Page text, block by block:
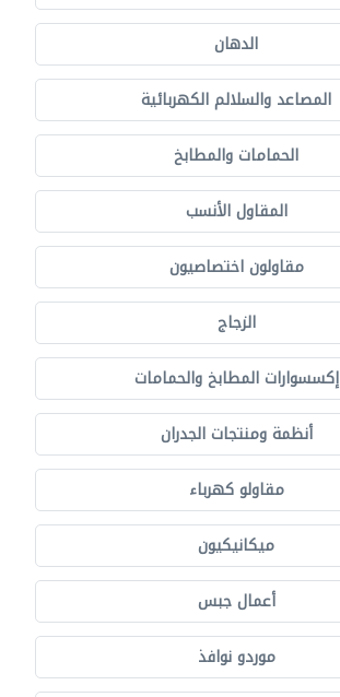
الدهان
المصاعد والسلالم الكهربائية
الحمامات والمطابخ
المقاول الأنسب
مقاولون اختصاصيون
الزجاج
إكسسوارات المطابخ والحمامات
أنظمة ومنتجات الجدران
مقاولو كهرباء
ميكانيكيون
أعمال جبس
موردو نوافذ